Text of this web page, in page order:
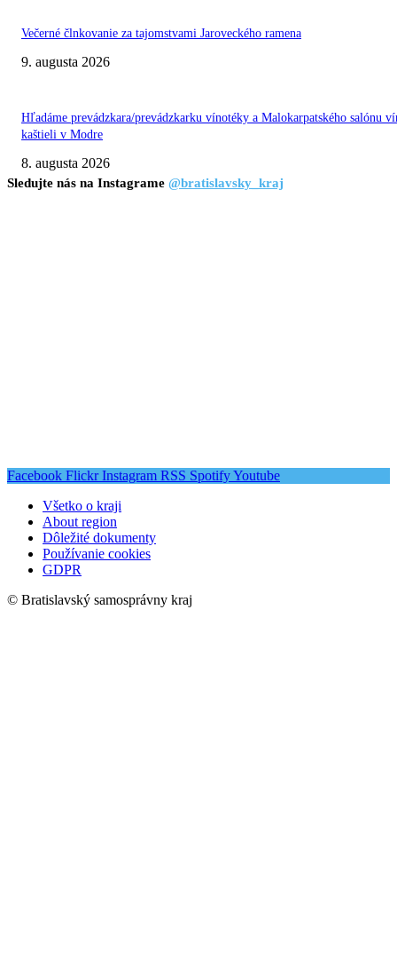
Večerné člnkovanie za tajomstvami Jaroveckého ramena
9. augusta 2026
Hľadáme prevádzkara/prevádzkarku vínotéky a Malokarpatského salónu
kaštieli v Modre
8. augusta 2026
Sledujte nás na Instagrame @bratislavsky_kraj
Facebook Flickr Instagram RSS SpotifyYoutube
Všetko o kraji
About region
Dôležité dokumenty
Používanie cookies
GDPR
© Bratislavský samosprávny kraj